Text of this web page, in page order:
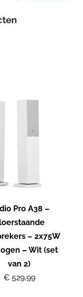
Pro A38 –
– 2x75W
– Wit (set
van 2)
€ 529,99